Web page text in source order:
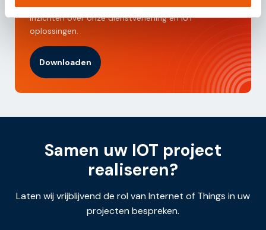
brochure en ontvang direct toegang tot waardevolle
inzichten over onze dienstverlening en IoT
oplossingen.
Downloaden
Samen uw IOT project
realiseren?
Laten wij vrijblijvend de rol van Internet of Things in uw
projecten bespreken.